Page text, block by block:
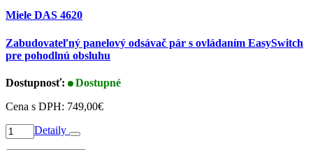
Miele DAS 4620
Zabudovateľný panelový odsávač pár s ovládaním EasySwitch
pre pohodlnú obsluhu
Dostupnosť:
Dostupné
Cena s DPH: 749,00€
Detaily